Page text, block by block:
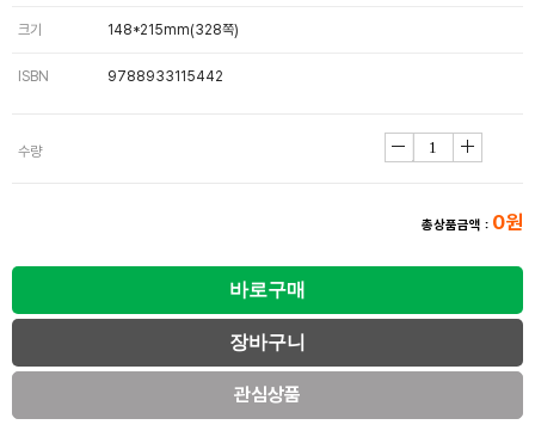
크기 148*215mm(328쪽)
ISBN 9788933115442
수량
총상품금액 : 0원
관심상품